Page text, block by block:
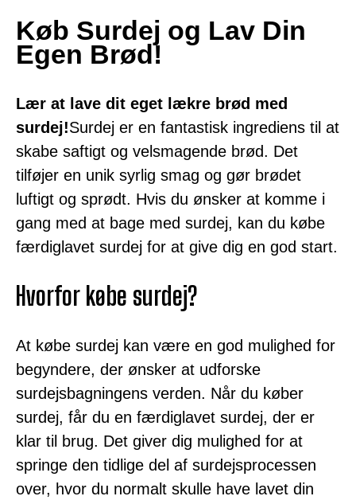
Køb Surdej og Lav Din
Egen Brød!
Lær at lave dit eget lækre brød med
surdej!Surdej er en fantastisk ingrediens til at
skabe saftigt og velsmagende brød. Det
tilføjer en unik syrlig smag og gør brødet
luftigt og sprødt. Hvis du ønsker at komme i
gang med at bage med surdej, kan du købe
færdiglavet surdej for at give dig en god start.
Hvorfor købe surdej?
At købe surdej kan være en god mulighed for
begyndere, der ønsker at udforske
surdejsbagningens verden. Når du køber
surdej, får du en færdiglavet surdej, der er
klar til brug. Det giver dig mulighed for at
springe den tidlige del af surdejsprocessen
over, hvor du normalt skulle have lavet din